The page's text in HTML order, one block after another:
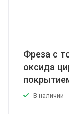
Фреза с
оксида
В наличии